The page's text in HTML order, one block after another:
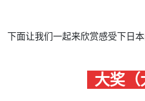
下面让我们一起来欣赏感受下日本
大奖（